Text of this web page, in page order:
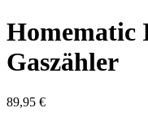
Homematic
Gaszähler
89,95 €